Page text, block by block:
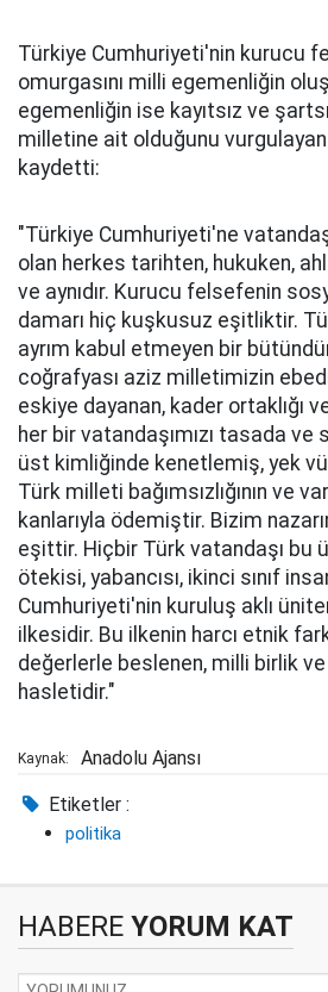
Türkiye Cumhuriyeti'nin kurucu
omurgasını milli egemenliğin
egemenliğin ise kayıtsız ve
milletine ait olduğunu vurgulayan
kaydetti:
"Türkiye Cumhuriyeti'ne
olan herkes tarihten, hukuken,
ve aynıdır. Kurucu felsefenin
damarı hiç kuşkusuz eşitliktir.
ayrım kabul etmeyen bir
coğrafyası aziz milletimizin
eskiye dayanan, kader ortaklığı
her bir vatandaşımızı tasada
üst kimliğinde kenetlemiş, yek
Türk milleti bağımsızlığının ve
kanlarıyla ödemiştir. Bizim
eşittir. Hiçbir Türk vatandaşı bu
ötekisi, yabancısı, ikinci sınıf
Cumhuriyeti'nin kuruluş aklı
ilkesidir. Bu ilkenin harcı etnik
değerlerle beslenen, milli birlik ve
hasletidir."
Kaynak: Anadolu Ajansı
Etiketler :
politika
HABERE YORUM KAT